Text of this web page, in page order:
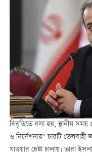
বিবৃতিতে বলা হয়, স্থানীয়
ও নির্দেশনায়" চারটি
যাওয়ার চেষ্টা চালায়। তারা